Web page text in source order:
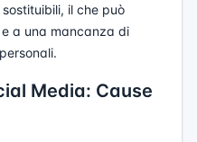
il che può
a una mancanza di
Media: Cause